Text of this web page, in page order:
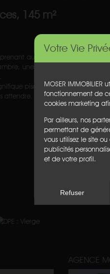
Votre Vie
MOSER
fonctionnement de
cookies marketing
Par ailleurs, nos
permettant de
vous utilisez le site
publicités
et de votre profil.
Refuser
145 m²
au rez de chaussée: un
une salle de bains, un
piscine au sel (8x4m)
attendre.
AGENCE